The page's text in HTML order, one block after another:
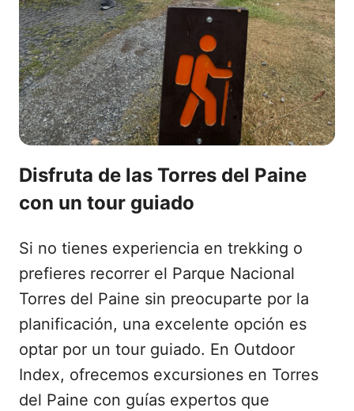
Disfruta de las Torres del Paine
con un tour guiado
Si no tienes experiencia en trekking o
prefieres recorrer el Parque Nacional
Torres del Paine sin preocuparte por la
planificación, una excelente opción es
optar por un tour guiado. En Outdoor
Index, ofrecemos excursiones en Torres
del Paine con guías expertos que